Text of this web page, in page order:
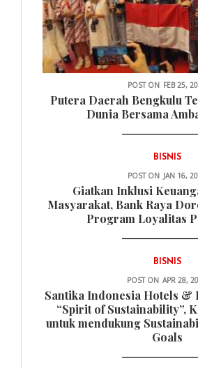
POST ON FEB 25,
Putera Daerah Bengkulu
Dunia Bersama
BISNIS
POST ON JAN 16,
Giatkan Inklusi
Masyarakat, Bank Raya
Program Loyalitas
BISNIS
POST ON APR 28,
Santika Indonesia Hotels &
“Spirit of Sustainability”,
untuk mendukung
Goals